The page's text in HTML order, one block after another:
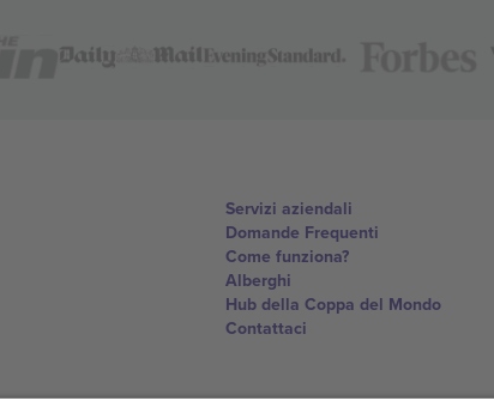
Servizi aziendali
Domande Frequenti
Come funziona?
Alberghi
Hub della Coppa del Mondo
Contattaci